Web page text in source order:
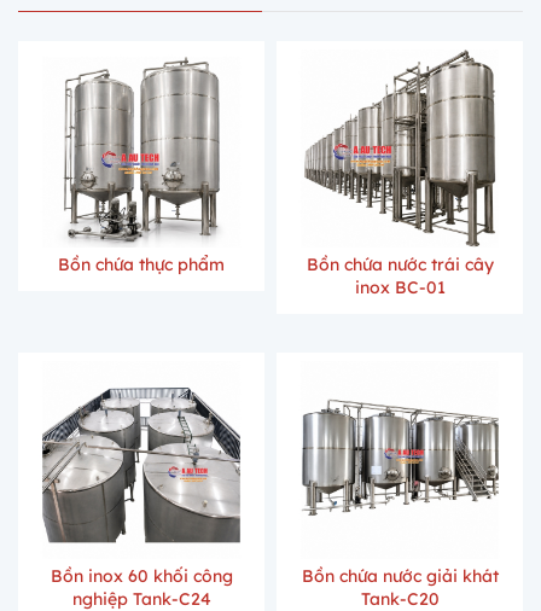
Bồn chứa thực phẩm
Bồn chứa nước trái cây
inox BC-01
Bồn inox 60 khối công
nghiệp Tank-C24
Bồn chứa nước giải khát
Tank-C20